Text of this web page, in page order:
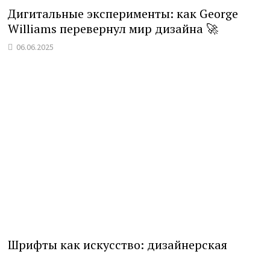
Дигитальные эксперименты: как George
Williams перевернул мир дизайна 🚀
06.06.2025
Шрифты как искусство: дизайнерская